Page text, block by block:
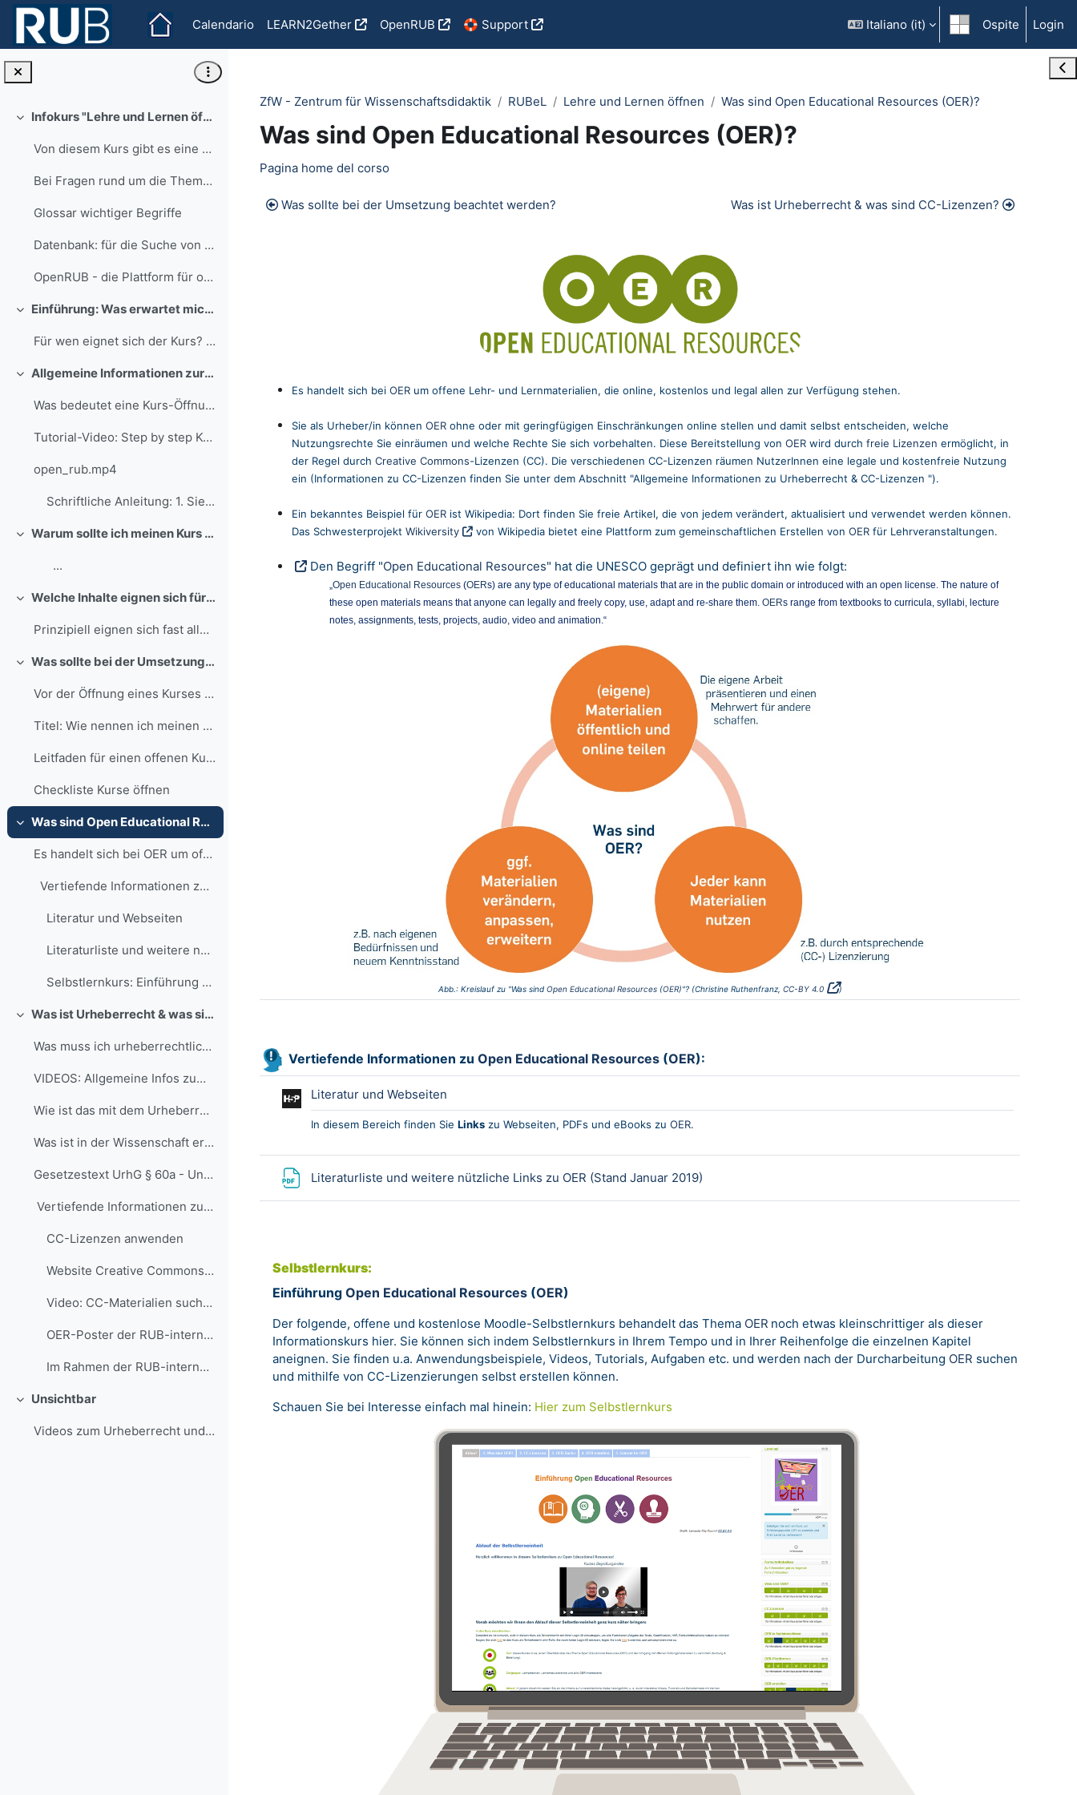
Vai al contenuto principale
Calendario
LEARN2Gether OpenRUB 🛟 Support Italiano ‎(it)‎ Ospite Login
Minimizza Infokurs "Lehre und Lernen öffnen"
Von diesem Kurs gibt es eine neue, aktualisierte V...
Bei Fragen rund um die Themen CC-Lizenzen, Urheber...
Glossar wichtiger Begriffe
Datenbank: für die Suche von Lehr/Lern-Materialien (große Teile OER)
OpenRUB - die Plattform für offene Kurse und Lehr-/Lernmaterialien der RUB
Minimizza Einführung: Was erwartet mich in diesem Kurs?
Für wen eignet sich der Kurs? Dieser Kurs ric...
Minimizza Allgemeine Informationen zur Kurs-Öffnung
Was bedeutet eine Kurs-Öffnung in Moodle? ...
Tutorial-Video: Step by step Kurse in Moodle öffentlich schalten (2 min)
open_rub.mp4
Schriftliche Anleitung: 1. Sie...
Minimizza Warum sollte ich meinen Kurs öffnen?
...
Minimizza Welche Inhalte eignen sich für einen offenen Kurs?
Prinzipiell eignen sich fast alle Themen für eine ...
Minimizza Was sollte bei der Umsetzung beachtet werden?
Vor der Öffnung eines Kurses sollten Sie sich u.a....
Titel: Wie nennen ich meinen offenen Kurs, damit e...
Leitfaden für einen offenen Kurs In...
Checkliste Kurse öffnen
Minimizza Was sind Open Educational Resources (OER)?
Es handelt sich bei OER um offene Lehr...
Vertiefende Informationen zu Open Educational...
Literatur und Webseiten
Literaturliste und weitere nützliche Links zu OER (Stand Januar 2019)
Selbstlernkurs: Einführung Open Educational Resour...
Minimizza Was ist Urheberrecht & was sind CC-Lizenzen?
Was muss ich urheberrechtlich beachten?Das Urheber...
VIDEOS: Allgemeine Infos zum Urheberrecht und den ...
Wie ist das mit dem Urheberrecht in der Wissenscha...
Was ist in der Wissenschaft erlaubt?
Gesetzestext UrhG § 60a - Unterricht und Lehre
Vertiefende Informationen zu Creative Commons: ...
CC-Lizenzen anwenden
Website Creative Commons: Mehr über die Lizenzen
Video: CC-Materialien suchen und finden
OER-Poster der RUB-internen Tagung zur Digitalisierung vom 15.11.2016
Im Rahmen der RUB-internen Tagung "Digitalisierung...
Minimizza
Unsichtbar
Videos zum Urheberrecht und zu den CC-Lizenzen
ZfW - Zentrum für Wissenschaftsdidaktik RUBeL Lehre und Lernen öffnen Was sind Open Educational Resources (OER)?
Was sind Open Educational Resources (OER)?
Section outline
Pagina home del corso
Was sollte bei der Umsetzung beachtet werden? Was ist Urheberrecht & was sind CC-Lizenzen?
Es handelt sich bei OER um offene Lehr- und Lernmaterialien, die online, kostenlos und legal allen zur Verfügung stehen.
Sie als Urheber/in können OER ohne oder mit geringfügigen Einschränkungen online stellen und damit selbst entscheiden, welche
Nutzungsrechte Sie einräumen und welche Rechte Sie sich vorbehalten. Diese Bereitstellung von OER wird durch freie Lizenzen ermöglicht, in
der Regel durch Creative Commons-Lizenzen (CC). Die verschiedenen CC-Lizenzen räumen NutzerInnen eine legale und kostenfreie Nutzung
ein (Informationen zu CC-Lizenzen finden Sie unter dem Abschnitt "Allgemeine Informationen zu Urheberrecht & CC-Lizenzen ").
Ein bekanntes Beispiel für OER ist Wikipedia: Dort finden Sie freie Artikel, die von jedem verändert, aktualisiert und verwendet werden können.
Das Schwesterprojekt Wikiversity von Wikipedia bietet eine Plattform zum gemeinschaftlichen Erstellen von OER für Lehrveranstaltungen.
Den Begriff "Open Educational Resources" hat die UNESCO geprägt und definiert ihn wie folgt:
„Open Educational Resources (OERs) are any type of educational materials that are in the public domain or introduced with an open license. The nature of
these open materials means that anyone can legally and freely copy, use, adapt and re-share them.OERs range from textbooks to curricula, syllabi, lecture
notes, assignments, tests, projects, audio, video and animation.“
Abb.: Kreislauf zu "Was sind Open Educational Resources(OER)"? (Christine Ruthenfranz, CC-BY 4.0 )
Vertiefende Informationen zu Open Educational Resources (OER):
Literatur und Webseiten
In diesem Bereich finden Sie Links zu Webseiten, PDFs und eBooks zu OER.
Literaturliste und weitere nützliche Links zu OER (Stand Januar 2019)
Selbstlernkurs:
Einführung Open Educational Resources (OER)
Der folgende, offene und kostenlose Moodle-Selbstlernkurs behandelt das Thema OER noch etwas kleinschrittiger als dieser
Informationskurs hier. Sie können sich indem Selbstlernkurs in Ihrem Tempo und in Ihrer Reihenfolge die einzelnen Kapitel
aneignen. Sie finden u.a. Anwendungsbeispiele, Videos, Tutorials, Aufgaben etc. und werden nach der Durcharbeitung OER suchen
und mithilfe von CC-Lizenzierungen selbst erstellen können.
Schauen Sie bei Interesse einfach mal hinein: Hier zum Selbstlernkurs